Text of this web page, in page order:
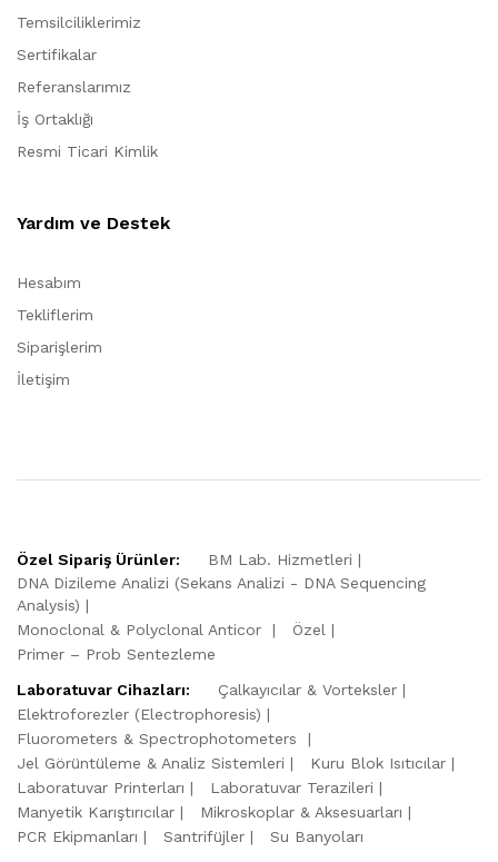
Temsilciliklerimiz
Sertifikalar
Referanslarımız
İş Ortaklığı
Resmi Ticari Kimlik
Yardım ve Destek
Hesabım
Tekliflerim
Siparişlerim
İletişim
Özel Sipariş Ürünler:
BM Lab. Hizmetleri
DNA Dizileme Analizi (Sekans Analizi - DNA Sequencing
Analysis)
Monoclonal & Polyclonal Anticor
Özel
Primer – Prob Sentezleme
Laboratuvar Cihazları:
Çalkayıcılar & Vorteksler
Elektroforezler (Electrophoresis)
Fluorometers & Spectrophotometers
Jel Görüntüleme & Analiz Sistemleri
Kuru Blok Isıtıcılar
Laboratuvar Printerları
Laboratuvar Terazileri
Manyetik Karıştırıcılar
Mikroskoplar & Aksesuarları
PCR Ekipmanları
Santrifüjler
Su Banyoları